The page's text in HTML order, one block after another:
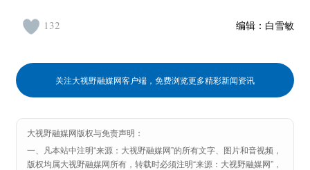
编辑： 白雪敏
132
关注大视野融媒网客户端，免费浏览更多精彩新闻资讯
大视野融媒网版权与免责声明：
一、凡本站中注明“来源：大视野融媒网”的所有文字、图片和音视频，
版权均属大视野融媒网所有，转载时必须注明“来源：大视野融媒网”，